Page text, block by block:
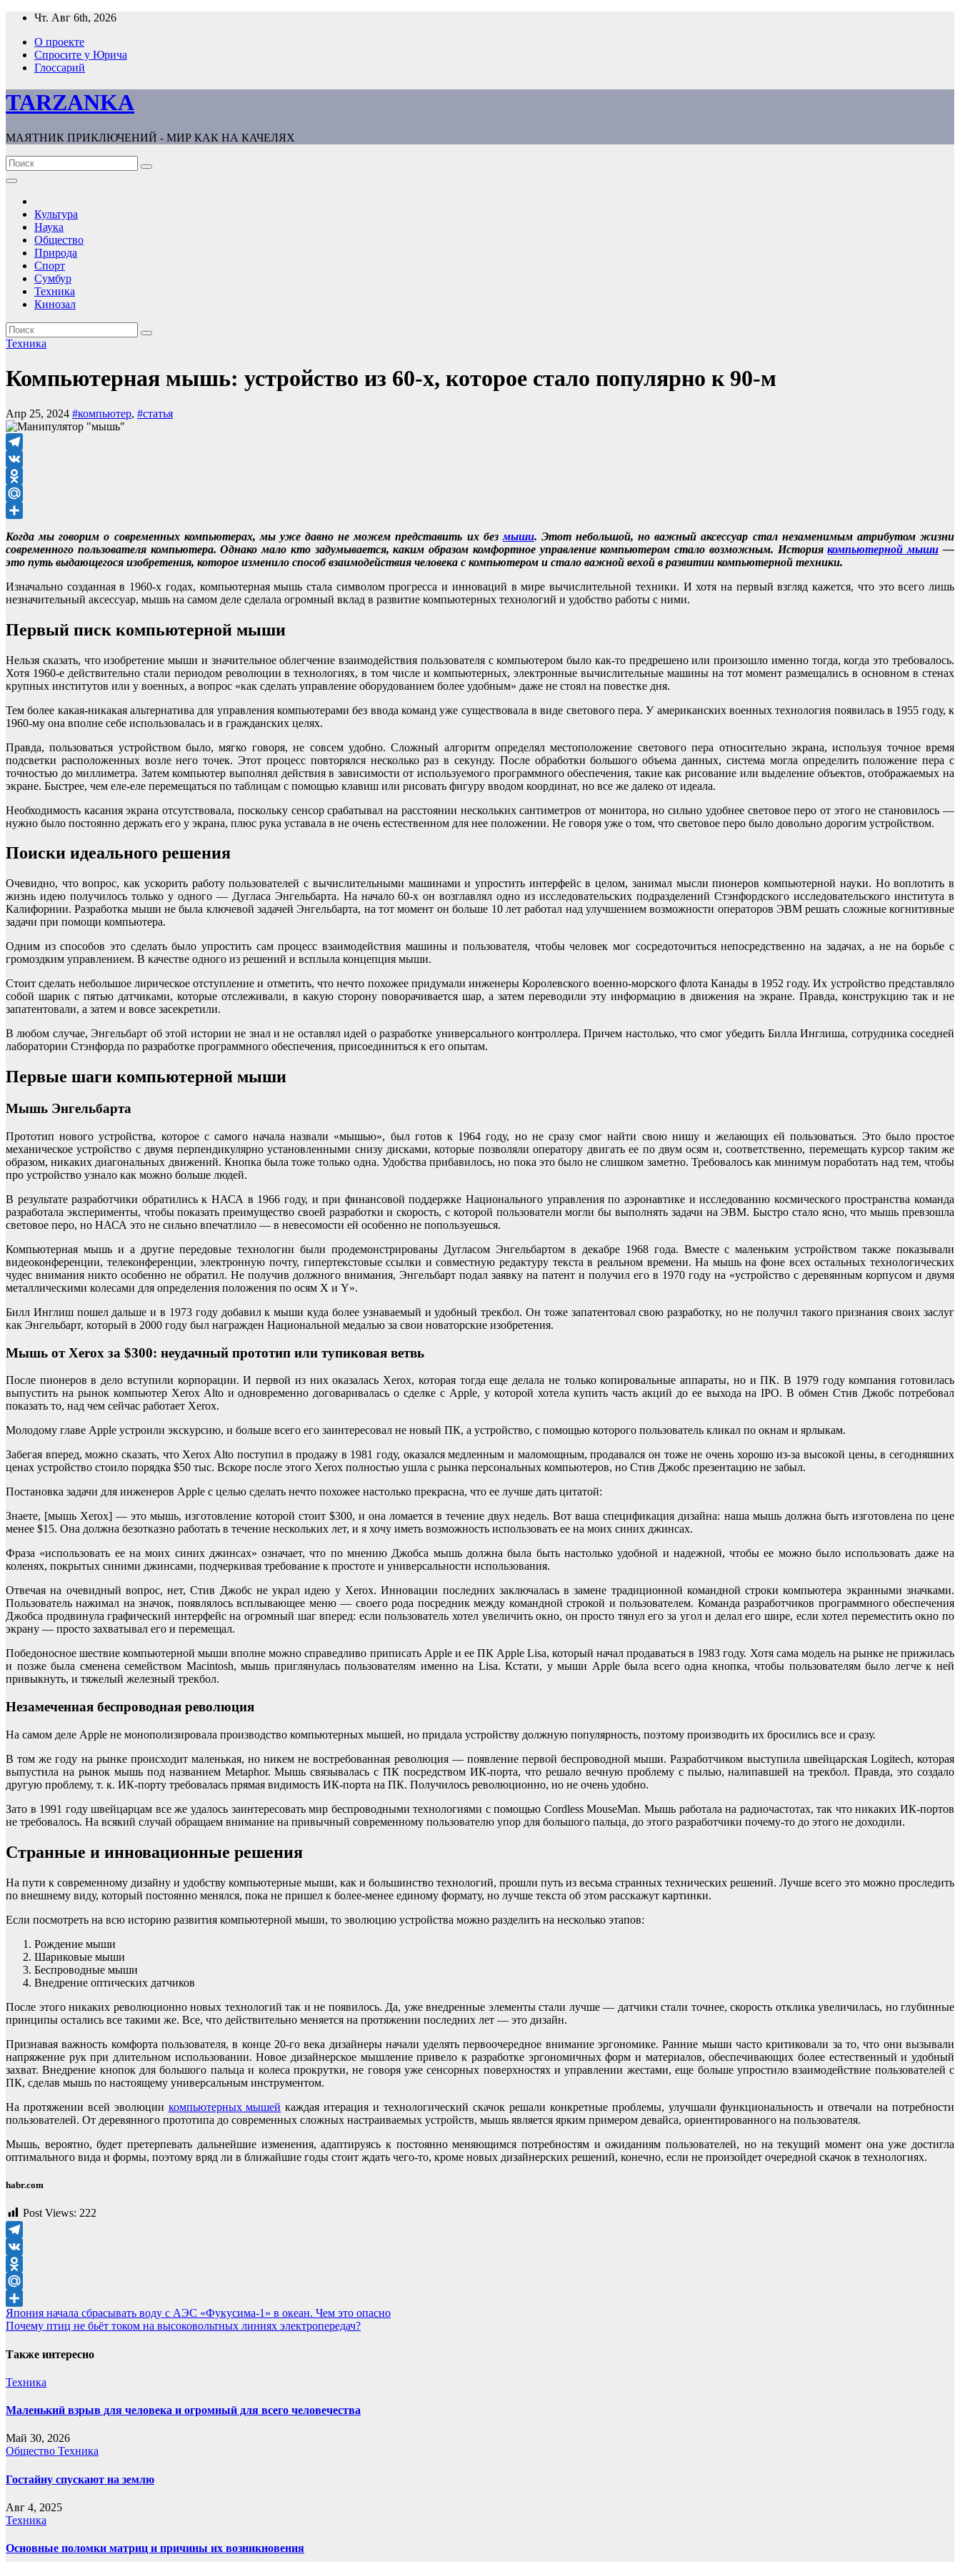
Перейти
содержимому
Чт. Авг 6th, 2026
О проекте
Спросите у Юрича
Глоссарий
TARZANKA
МАЯТНИК ПРИКЛЮЧЕНИЙ - МИР КАК НА КАЧЕЛЯХ
Культура
Наука
Общество
Природа
Спорт
Сумбур
Техника
Кинозал
Техника
Компьютерная мышь: устройство из 60-х, которое стало популярно к 90-м
Апр 25, 2024 #компьютер, #статья
Telegram
VK
Odnoklassniki
Mail.Ru
Когда мы говорим о современных компьютерах, мы уже давно не можем представить их безмыши. Этот небольшой, но важный аксессуар стал незаменимым атрибутом жизни
современного пользователя компьютера. Однако мало кто задумывается, каким образом комфортное управление компьютером стало возможным. Историякомпьютерной мыши —
это путь выдающегося изобретения, которое изменило способ взаимодействия человека с компьютером и стало важной вехой в развитии компьютерной техники.
Изначально созданная в 1960-х годах, компьютерная мышь стала символом прогресса и инноваций в мире вычислительной техники. И хотя на первый взгляд кажется, что это всего лишь
незначительный аксессуар, мышь на самом деле сделала огромный вклад в развитие компьютерных технологий и удобство работы с ними.
Первый писк компьютерной мыши
Нельзя сказать, что изобретение мыши и значительное облегчение взаимодействия пользователя с компьютером было как-то предрешено или произошло именно тогда, когда это требовалось.
Хотя 1960-е действительно стали периодом революции в технологиях, в том числе и компьютерных, электронные вычислительные машины на тот момент размещались в основном в стенах
крупных институтов или у военных, а вопрос «как сделать управление оборудованием более удобным» даже не стоял на повестке дня.
Тем более какая-никакая альтернатива для управления компьютерами без ввода команд уже существовала в виде светового пера. У американских военных технология появилась в 1955 году, к
1960-му она вполне себе использовалась и в гражданских целях.
Правда, пользоваться устройством было, мягко говоря, не совсем удобно. Сложный алгоритм определял местоположение светового пера относительно экрана, используя точное время
подсветки расположенных возле него точек. Этот процесс повторялся несколько раз в секунду. После обработки большого объема данных, система могла определить положение пера с
точностью до миллиметра. Затем компьютер выполнял действия в зависимости от используемого программного обеспечения, такие как рисование или выделение объектов, отображаемых на
экране. Быстрее, чем еле-еле перемещаться по таблицам с помощью клавиш или рисовать фигуру вводом координат, но все же далеко от идеала.
Необходимость касания экрана отсутствовала, поскольку сенсор срабатывал на расстоянии нескольких сантиметров от монитора, но сильно удобнее световое перо от этого не становилось —
нужно было постоянно держать его у экрана, плюс рука уставала в не очень естественном для нее положении. Не говоря уже о том, что световое перо было довольно дорогим устройством.
Поиски идеального решения
Очевидно, что вопрос, как ускорить работу пользователей с вычислительными машинами и упростить интерфейс в целом, занимал мысли пионеров компьютерной науки. Но воплотить в
жизнь идею получилось только у одного — Дугласа Энгельбарта. На начало 60-х он возглавлял одно из исследовательских подразделений Стэнфордского исследовательского института в
Калифорнии. Разработка мыши не была ключевой задачей Энгельбарта, на тот момент он больше 10 лет работал над улучшением возможности операторов ЭВМ решать сложные когнитивные
задачи при помощи компьютера.
Одним из способов это сделать было упростить сам процесс взаимодействия машины и пользователя, чтобы человек мог сосредоточиться непосредственно на задачах, а не на борьбе с
громоздким управлением. В качестве одного из решений и всплыла концепция мыши.
Стоит сделать небольшое лирическое отступление и отметить, что нечто похожее придумали инженеры Королевского военно-морского флота Канады в 1952 году. Их устройство представляло
собой шарик с пятью датчиками, которые отслеживали, в какую сторону поворачивается шар, а затем переводили эту информацию в движения на экране. Правда, конструкцию так и не
запатентовали, а затем и вовсе засекретили.
В любом случае, Энгельбарт об этой истории не знал и не оставлял идей о разработке универсального контроллера. Причем настолько, что смог убедить Билла Инглиша, сотрудника соседней
лаборатории Стэнфорда по разработке программного обеспечения, присоединиться к его опытам.
Первые шаги компьютерной мыши
Мышь Энгельбарта
Прототип нового устройства, которое с самого начала назвали «мышью», был готов к 1964 году, но не сразу смог найти свою нишу и желающих ей пользоваться. Это было простое
механическое устройство с двумя перпендикулярно установленными снизу дисками, которые позволяли оператору двигать ее по двум осям и, соответственно, перемещать курсор таким же
образом, никаких диагональных движений. Кнопка была тоже только одна. Удобства прибавилось, но пока это было не слишком заметно. Требовалось как минимум поработать над тем, чтобы
про устройство узнало как можно больше людей.
В результате разработчики обратились к НАСА в 1966 году, и при финансовой поддержке Национального управления по аэронавтике и исследованию космического пространства команда
разработала эксперименты, чтобы показать преимущество своей разработки и скорость, с которой пользователи могли бы выполнять задачи на ЭВМ. Быстро стало ясно, что мышь превзошла
световое перо, но НАСА это не сильно впечатлило — в невесомости ей особенно не попользуешься.
Компьютерная мышь и а другие передовые технологии были продемонстрированы Дугласом Энгельбартом в декабре 1968 года. Вместе с маленьким устройством также показывали
видеоконференции, телеконференции, электронную почту, гипертекстовые ссылки и совместную редактуру текста в реальном времени. На мышь на фоне всех остальных технологических
чудес внимания никто особенно не обратил. Не получив должного внимания, Энгельбарт подал заявку на патент и получил его в 1970 году на «устройство с деревянным корпусом и двумя
металлическими колесами для определения положения по осям X и Y».
Билл Инглиш пошел дальше и в 1973 году добавил к мыши куда более узнаваемый и удобный трекбол. Он тоже запатентовал свою разработку, но не получил такого признания своих заслуг
как Энгельбарт, который в 2000 году был награжден Национальной медалью за свои новаторские изобретения.
Мышь от Xerox за $300: неудачный прототип или тупиковая ветвь
После пионеров в дело вступили корпорации. И первой из них оказалась Xerox, которая тогда еще делала не только копировальные аппараты, но и ПК. В 1979 году компания готовилась
выпустить на рынок компьютер Xerox Alto и одновременно договаривалась о сделке с Apple, у которой хотела купить часть акций до ее выхода на IPO. В обмен Стив Джобс потребовал
показать то, над чем сейчас работает Xerox.
Молодому главе Apple устроили экскурсию, и больше всего его заинтересовал не новый ПК, а устройство, с помощью которого пользователь кликал по окнам и ярлыкам.
Забегая вперед, можно сказать, что Xerox Alto поступил в продажу в 1981 году, оказался медленным и маломощным, продавался он тоже не очень хорошо из-за высокой цены, в сегодняшних
ценах устройство стоило порядка $50 тыс. Вскоре после этого Xerox полностью ушла с рынка персональных компьютеров, но Стив Джобс презентацию не забыл.
Постановка задачи для инженеров Apple с целью сделать нечто похожее настолько прекрасна, что ее лучше дать цитатой:
Знаете, [мышь Xerox] — это мышь, изготовление которой стоит $300, и она ломается в течение двух недель. Вот ваша спецификация дизайна: наша мышь должна быть изготовлена ​​по цене
менее $15. Она должна безотказно работать в течение нескольких лет, и я хочу иметь возможность использовать ее на моих синих джинсах.
Фраза «использовать ее на моих синих джинсах» означает, что по мнению Джобса мышь должна была быть настолько удобной и надежной, чтобы ее можно было использовать даже на
коленях, покрытых синими джинсами, подчеркивая требование к простоте и универсальности использования.
Отвечая на очевидный вопрос, нет, Стив Джобс не украл идею у Xerox. Инновации последних заключалась в замене традиционной командной строки компьютера экранными значками.
Пользователь нажимал на значок, появлялось всплывающее меню — своего рода посредник между командной строкой и пользователем. Команда разработчиков программного обеспечения
Джобса продвинула графический интерфейс на огромный шаг вперед: если пользователь хотел увеличить окно, он просто тянул его за угол и делал его шире, если хотел переместить окно по
экрану — просто захватывал его и перемещал.
Победоносное шествие компьютерной мыши вполне можно справедливо приписать Apple и ее ПК Apple Lisa, который начал продаваться в 1983 году. Хотя сама модель на рынке не прижилась
и позже была сменена семейством Macintosh, мышь приглянулась пользователям именно на Lisa. Кстати, у мыши Apple была всего одна кнопка, чтобы пользователям было легче к ней
привыкнуть, и тяжелый железный трекбол.
Незамеченная беспроводная революция
На самом деле Apple не монополизировала производство компьютерных мышей, но придала устройству должную популярность, поэтому производить их бросились все и сразу.
В том же году на рынке происходит маленькая, но никем не востребованная революция — появление первой беспроводной мыши. Разработчиком выступила швейцарская Logitech, которая
выпустила на рынок мышь под названием Metaphor. Мышь связывалась с ПК посредством ИК-порта, что решало вечную проблему с пылью, налипавшей на трекбол. Правда, это создало
другую проблему, т. к. ИК-порту требовалась прямая видимость ИК-порта на ПК. Получилось революционно, но не очень удобно.
Зато в 1991 году швейцарцам все же удалось заинтересовать мир беспроводными технологиями с помощью Cordless MouseMan. Мышь работала на радиочастотах, так что никаких ИК-портов
не требовалось. На всякий случай обращаем внимание на привычный современному пользователю упор для большого пальца, до этого разработчики почему-то до этого не доходили.
Странные и инновационные решения
На пути к современному дизайну и удобству компьютерные мыши, как и большинство технологий, прошли путь из весьма странных технических решений. Лучше всего это можно проследить
по внешнему виду, который постоянно менялся, пока не пришел к более-менее единому формату, но лучше текста об этом расскажут картинки.
Если посмотреть на всю историю развития компьютерной мыши, то эволюцию устройства можно разделить на несколько этапов:
Рождение мыши
Шариковые мыши
Беспроводные мыши
Внедрение оптических датчиков
После этого никаких революционно новых технологий так и не появилось. Да, уже внедренные элементы стали лучше — датчики стали точнее, скорость отклика увеличилась, но глубинные
принципы остались все такими же. Все, что действительно меняется на протяжении последних лет — это дизайн.
Признавая важность комфорта пользователя, в конце 20-го века дизайнеры начали уделять первоочередное внимание эргономике. Ранние мыши часто критиковали за то, что они вызывали
напряжение рук при длительном использовании. Новое дизайнерское мышление привело к разработке эргономичных форм и материалов, обеспечивающих более естественный и удобный
захват. Внедрение кнопок для большого пальца и колеса прокрутки, не говоря уже сенсорных поверхностях и управлении жестами, еще больше упростило взаимодействие пользователей с
ПК, сделав мышь по настоящему универсальным инструментом.
На протяжении всей эволюции компьютерных мышей каждая итерация и технологический скачок решали конкретные проблемы, улучшали функциональность и отвечали на потребности
пользователей. От деревянного прототипа до современных сложных настраиваемых устройств, мышь является ярким примером девайса, ориентированного на пользователя.
Мышь, вероятно, будет претерпевать дальнейшие изменения, адаптируясь к постоянно меняющимся потребностям и ожиданиям пользователей, но на текущий момент она уже достигла
оптимального вида и формы, поэтому вряд ли в ближайшие годы стоит ждать чего-то, кроме новых дизайнерских решений, конечно, если не произойдет очередной скачок в технологиях.
habr.com
Post Views: 222
Telegram
VK
Odnoklassniki
Mail.Ru
Отправить
Навигация
по
записям
Япония начала сбрасывать воду с АЭС «Фукусима-1» в океан. Чем это опасно
Почему птиц не бьёт током на высоковольтных линиях электропередач?
Также интересно
Техника
Маленький взрыв для человека и огромный для всего человечества
Май 30, 2026
Общество Техника
Гостайну спускают на землю
Авг 4, 2025
Техника
Основные поломки матриц и причины их возникновения